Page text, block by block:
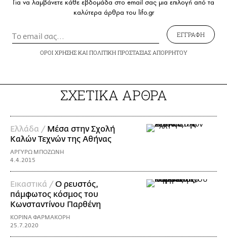
Για να λαμβάνετε κάθε εβδομάδα στο email σας μια επιλογή από τα
καλύτερα άρθρα του lifo.gr
ΕΓΓΡΑΦΗ
ΟΡΟΙ ΧΡΗΣΗΣΚΑΙ ΠΟΛΙΤΙΚΗ ΠΡΟΣΤΑΣΙΑΣ ΑΠΟΡΡΗΤΟΥ
ΣΧΕΤΙΚΑ ΑΡΘΡΑ
Ελλάδα / Μέσα στην Σχολή
Καλών Τεχνών της Αθήνας
ΑΡΓΥΡΩ ΜΠΟΖΩΝΗ
4.4.2015
Εικαστικά /Ο ρευστός,
πάμφωτος κόσμος του
Κωνσταντίνου Παρθένη
ΚΟΡΙΝΑ ΦΑΡΜΑΚΟΡΗ
25.7.2020